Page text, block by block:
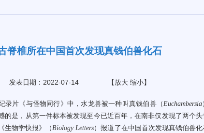
脊椎所在中国首次发现真钱伯兽化石
发表日期：2022-07-14 【放大 缩小】
录片《与怪物同行》中，水龙兽被一种叫真钱伯兽（Euchambersia
的是， 从第一件标本被发现至今已近百年，在南非仅 发现了两个头
生物学快报》（Biology Letters）报道了在中国首次发现真钱伯兽